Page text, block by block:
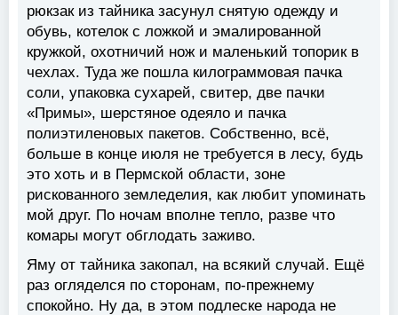
рюкзак из тайника засунул снятую одежду и
обувь, котелок с ложкой и эмалированной
кружкой, охотничий нож и маленький топорик в
чехлах. Туда же пошла килограммовая пачка
соли, упаковка сухарей, свитер, две пачки
«Примы», шерстяное одеяло и пачка
полиэтиленовых пакетов. Собственно, всё,
больше в конце июля не требуется в лесу, будь
это хоть и в Пермской области, зоне
рискованного земледелия, как любит упоминать
мой друг. По ночам вполне тепло, разве что
комары могут обглодать заживо.
Яму от тайника закопал, на всякий случай. Ещё
раз огляделся по сторонам, по-прежнему
спокойно. Ну да, в этом подлеске народа не